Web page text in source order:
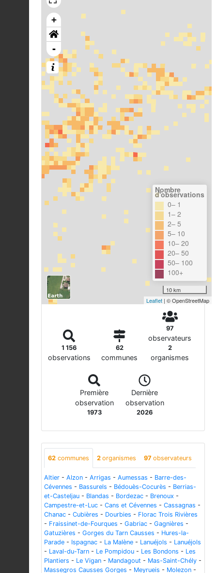
+
-
Nombre
d'observations
0– 1
1– 2
2– 5
5– 10
10– 20
20– 50
50– 100
100+
10 km
Leaflet | © OpenStreetMap
1 156
observations
62
communes
97
observateurs
2
organismes
Première
observation
1973
Dernière
observation
2026
62 communes 2 organismes 97 observateurs
Altier - Alzon - Arrigas - Aumessas - Barre-des-
Cévennes - Bassurels - Bédouès-Cocurès - Berrias-
et-Casteljau - Blandas - Bordezac - Brenoux -
Campestre-et-Luc - Cans et Cévennes - Cassagnas -
Chanac - Cubières - Dourbies - Florac Trois Rivières
- Fraissinet-de-Fourques - Gabriac - Gagnières -
Gatuzières - Gorges du Tarn Causses - Hures-la-
Parade - Ispagnac - La Malène - Lanuéjols - Lanuéjols
- Laval-du-Tarn - Le Pompidou - Les Bondons - Les
Plantiers - Le Vigan - Mandagout - Mas-Saint-Chély -
Massegros Causses Gorges - Meyrueis - Molezon -